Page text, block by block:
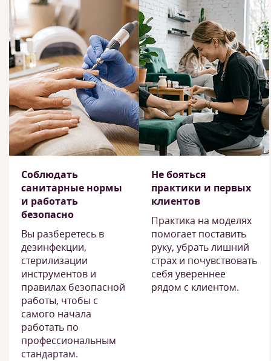
Соблюдать
санитарные нормы
и работать
безопасно
Вы разберетесь в
дезинфекции,
стерилизации
инструментов и
правилах безопасной
работы, чтобы с
самого начала
работать по
профессиональным
стандартам.
Не бояться
практики и первых
клиентов
Практика на моделях
помогает поставить
руку, убрать лишний
страх и почувствовать
себя увереннее
рядом с клиентом.